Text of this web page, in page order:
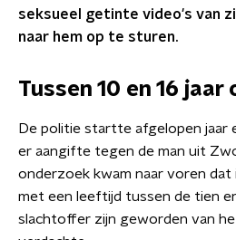
seksueel getinte video's van
naar hem op te sturen.
Tussen 10 en 16 jaar
De politie startte afgelopen jaar
er aangifte tegen de man uit
onderzoek kwam naar voren dat
met een leeftijd tussen de tien
slachtoffer zijn geworden van